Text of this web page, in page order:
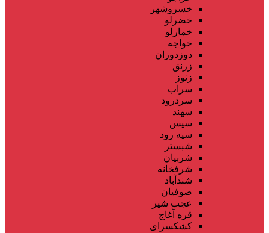
خسروشهر
خضرلو
خمارلو
خواجه
دوزدوزان
زرنق
زنوز
سراب
سردرود
سهند
سیس
سیه رود
شبستر
شربیان
شرفخانه
شندآباد
صوفیان
عجب شیر
قره آغاج
کشکسرای